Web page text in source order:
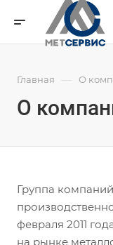
Главная — О
О
Группа
февраля 2011
на рынке